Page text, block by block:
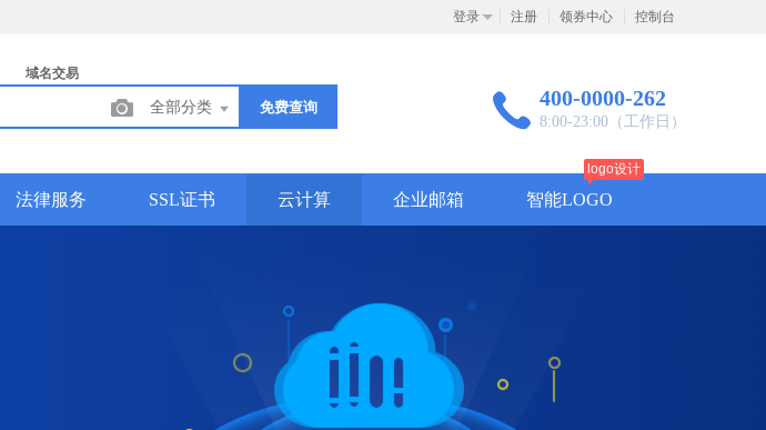
登录 注册 领券中心 控制台
域名交易
全部分类 免费查询 400-0000-262
8:00-23:00（工作日）
法律服务 SSL证书 云计算 企业邮箱 智能LOGO
logo设计